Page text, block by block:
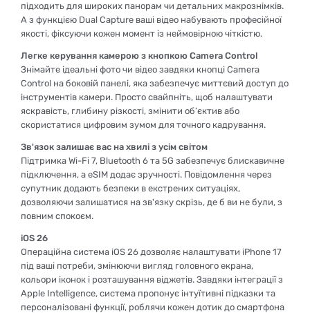
підходить для широких панорам чи детальних макрознімків.
А з функцією Dual Capture ваші відео набувають професійної
якості, фіксуючи кожен момент із неймовірною чіткістю.
Легке керування камерою з кнопкою Camera Control
Знімайте ідеальні фото чи відео завдяки кнопці Camera
Control на боковій панелі, яка забезпечує миттєвий доступ до
інструментів камери. Просто свайпніть, щоб налаштувати
яскравість, глибину різкості, змінити об’єктив або
скористатися цифровим зумом для точного кадрування.
Зв'язок залишає вас на хвилі з усім світом
Підтримка Wi-Fi 7, Bluetooth 6 та 5G забезпечує блискавичне
підключення, а eSIM додає зручності. Повідомлення через
супутник додають безпеки в екстрених ситуаціях,
дозволяючи залишатися на зв'язку скрізь, де б ви не були, з
повним спокоєм.
iOS 26
Операційна система iOS 26 дозволяє налаштувати iPhone 17
під ваші потреби, змінюючи вигляд головного екрана,
кольори іконок і розташування віджетів. Завдяки інтеграції з
Apple Intelligence, система пропонує інтуїтивні підказки та
персоналізовані функції, роблячи кожен дотик до смартфона